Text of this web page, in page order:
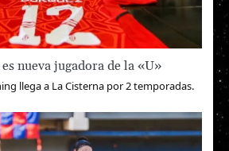
nueva jugadora de la «U»
llega a La Cisterna por 2 temporadas.